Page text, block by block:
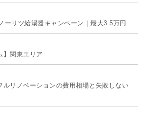
ーリツ給湯器キャンペーン｜最大3.5万円
】関東エリア
ルリノベーションの費用相場と失敗しない